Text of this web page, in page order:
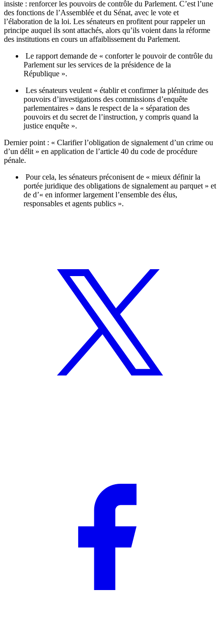
insiste : renforcer les pouvoirs de contrôle du Parlement. C’est l’une
des fonctions de l’Assemblée et du Sénat, avec le vote et
l’élaboration de la loi. Les sénateurs en profitent pour rappeler un
principe auquel ils sont attachés, alors qu’ils voient dans la réforme
des institutions en cours un affaiblissement du Parlement.
Le rapport demande de « conforter le pouvoir de contrôle du
Parlement sur les services de la présidence de la
République ».
Les sénateurs veulent « établir et confirmer la plénitude des
pouvoirs d’investigations des commissions d’enquête
parlementaires » dans le respect de la « séparation des
pouvoirs et du secret de l’instruction, y compris quand la
justice enquête ».
Dernier point : « Clarifier l’obligation de signalement d’un crime ou
d’un délit » en application de l’article 40 du code de procédure
pénale.
Pour cela, les sénateurs préconisent de « mieux définir la
portée juridique des obligations de signalement au parquet » et
de d’« en informer largement l’ensemble des élus,
responsables et agents publics ».